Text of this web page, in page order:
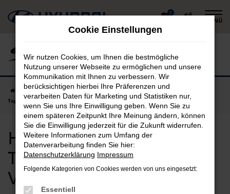
Zum
Hauptinhalt
0
MENÜ
Startseite Vilsbiburg Hyundai Hyundai i10
Hyundai i10
Tageszulassung in Vilsbiburg günstig kaufen
Hyundai i10
Tageszulassung in
Vilsbiburg günstig kaufen
Cookie Einstellungen
Wir nutzen Cookies, um Ihnen die bestmögliche
Nutzung unserer Webseite zu ermöglichen und unsere
Kommunikation mit Ihnen zu verbessern. Wir
berücksichtigen hierbei Ihre Präferenzen und
verarbeiten Daten für Marketing und Statistiken nur,
wenn Sie uns Ihre Einwilligung geben. Wenn Sie zu
einem späteren Zeitpunkt Ihre Meinung ändern, können
Sie die Einwilligung jederzeit für die Zukunft widerrufen.
Weitere Informationen zum Umfang der
Datenverarbeitung finden Sie hier:
Datenschutzerklärung Impressum
Folgende Kategorien von Cookies werden von uns eingesetzt:
Essentiell